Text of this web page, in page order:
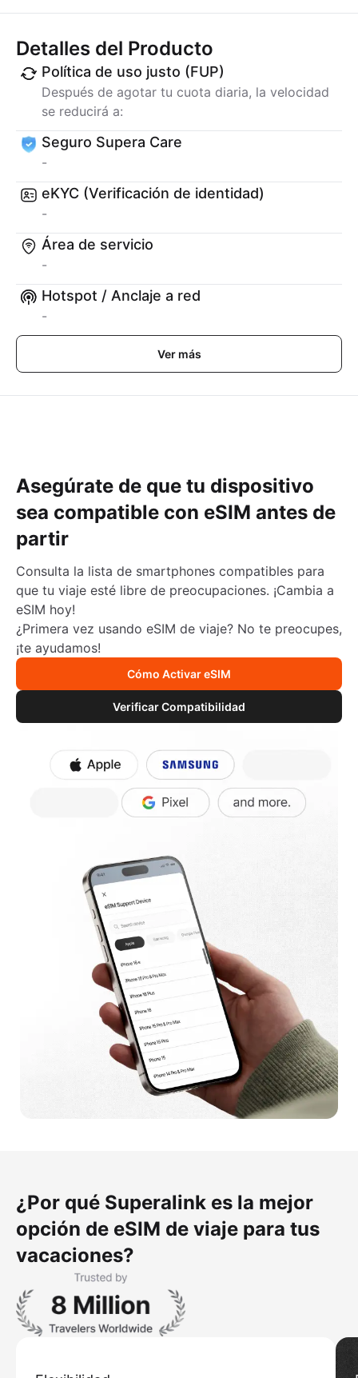
Detalles del Producto
Política de uso justo (FUP)
Después de agotar tu cuota diaria, la velocidad
se reducirá a:
Seguro Supera Care
-
eKYC (Verificación de identidad)
-
Área de servicio
-
Hotspot / Anclaje a red
-
Ver más
Asegúrate de que tu dispositivo
sea compatible con eSIM antes de
partir
Consulta la lista de smartphones compatibles para
que tu viaje esté libre de preocupaciones. ¡Cambia a
eSIM hoy!
¿Primera vez usando eSIM de viaje? No te preocupes,
¡te ayudamos!
Cómo Activar eSIM
Verificar Compatibilidad
¿Por qué Superalink es la mejor
opción de eSIM de viaje para tus
vacaciones?